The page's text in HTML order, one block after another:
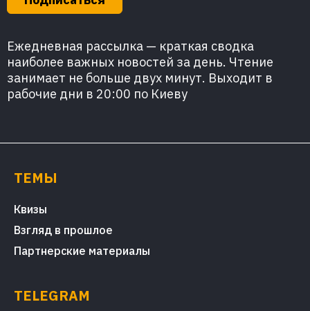
Ежедневная рассылка — краткая сводка
наиболее важных новостей за день. Чтение
занимает не больше двух минут. Выходит в
рабочие дни в 20:00 по Киеву
ТЕМЫ
Квизы
Взгляд в прошлое
Партнерские материалы
TELEGRAM